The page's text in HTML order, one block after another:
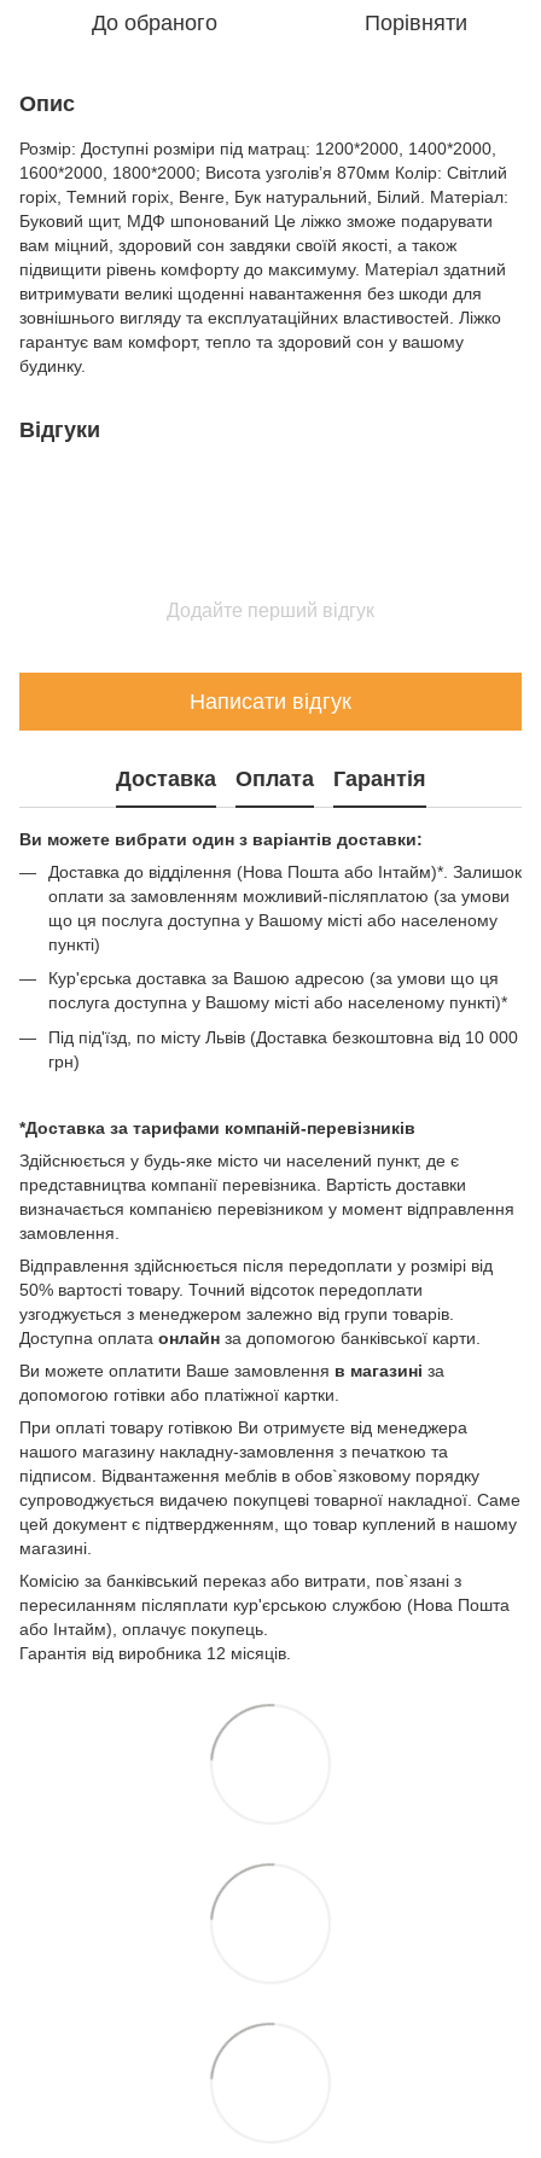
До обраного Порівняти
Опис
Розмір: Доступні розміри під матрац: 1200*2000, 1400*2000,
1600*2000, 1800*2000; Висота узголів’я 870мм Колір: Світлий
горіх, Темний горіх, Венге, Бук натуральний, Білий. Матеріал:
Буковий щит, МДФ шпонований Це ліжко зможе подарувати
вам міцний, здоровий сон завдяки своїй якості, а також
підвищити рівень комфорту до максимуму. Матеріал здатний
витримувати великі щоденні навантаження без шкоди для
зовнішнього вигляду та експлуатаційних властивостей. Ліжко
гарантує вам комфорт, тепло та здоровий сон у вашому
будинку.
Відгуки
Додайте перший відгук
Написати відгук
Доставка Оплата Гарантія
Ви можете вибрати один з варіантів доставки:
Доставка до відділення (Нова Пошта або Інтайм)*. Залишок
оплати за замовленням можливий-післяплатою (за умови
що ця послуга доступна у Вашому місті або населеному
пункті)
Кур'єрська доставка за Вашою адресою (за умови що ця
послуга доступна у Вашому місті або населеному пункті)*
Під під'їзд, по місту Львів (Доставка безкоштовна від 10 000
грн)
*Доставка за тарифами компаній-перевізників
Здійснюється у будь-яке місто чи населений пункт, де є
представництва компанії перевізника. Вартість доставки
визначається компанією перевізником у момент відправлення
замовлення.
Відправлення здійснюється після передоплати у розмірі від
50% вартості товару. Точний відсоток передоплати
узгоджується з менеджером залежно від групи товарів.
Доступна оплата онлайн за допомогою банківської карти.
Ви можете оплатити Ваше замовлення в магазині за
допомогою готівки або платіжної картки.
При оплаті товару готівкою Ви отримуєте від менеджера
нашого магазину накладну-замовлення з печаткою та
підписом. Відвантаження меблів в обов`язковому порядку
супроводжується видачею покупцеві товарної накладної. Саме
цей документ є підтвердженням, що товар куплений в нашому
магазині.
Комісію за банківський переказ або витрати, пов`язані з
пересиланням післяплати кур'єрською службою (Нова Пошта
або Інтайм), оплачує покупець.
Гарантія від виробника 12 місяців.